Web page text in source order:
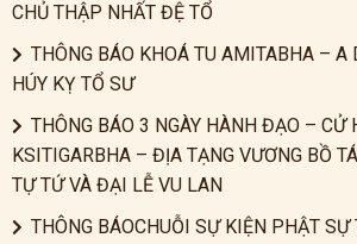
CHỦ THẬP NHẤT ĐỆ TỔ
THÔNG BÁO KHOÁ TU AMITABHA –
HÚY KỴ TỔ SƯ
THÔNG BÁO 3 NGÀY HÀNH ĐẠO – CỬ
KSITIGARBHA – ĐỊA TẠNG VƯƠNG BỒ
TỰ TỨ VÀ ĐẠI LỄ VU LAN
THÔNG BÁOCHUỖI SỰ KIỆN PHẬT SỰ